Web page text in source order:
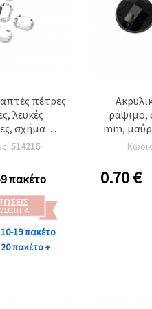
πέτρες
λευκές
σχήμα
mm – 50
514216
πακέτο
10-19 πακέτο
20 πακέτο +
ράψιμο,
mm,
υψηλής
DIY
ρούχα -
0.70€